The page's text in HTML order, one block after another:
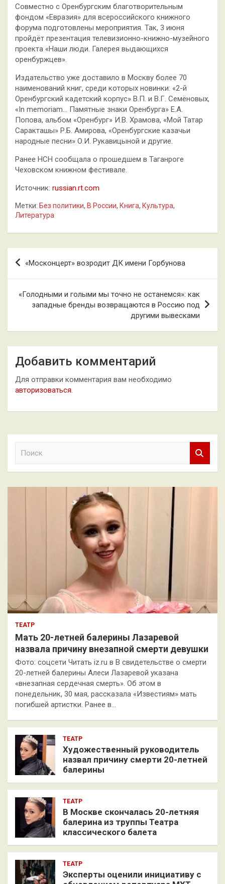
Совместно с Оренбургским благотворительным
фондом «Евразия» для всероссийского книжного
форума подготовлены мероприятия. Так, 3 июня
пройдёт презентация телевизионно-книжно-музейного
проекта «Наши люди. Галерея выдающихся
оренбуржцев».
Издательство уже доставило в Москву более 70
наименований книг, среди которых новинки: «2-й
Оренбургский кадетский корпус» В.П. и В.Г. Семёновых,
«In memoriam… Памятные знаки Оренбурга» Е.А.
Попова, альбом «Оренбург» И.В. Храмова, «Мой Татар
Саракташы» Р.Б. Амирова, «Оренбургские казачьи
народные песни» О.И. Рукавицыной и другие.
Ранее НСН сообщала о прошедшем в Таганроге
Чеховском книжном фестивале.
Источник: russian.rt.com
Метки: Без политики, В России, Книга, Культура,
Литература
Навигация
записям
«Москонцерт» возродит ДК имени Горбунова
«Голодными и голыми мы точно не останемся»: как
западные бренды возвращаются в Россию под
другими вывесками
Добавить комментарий
Для отправки комментария вам необходимо
авторизоваться.
к
ТЕАТР
Мать 20-летней балерины Лазаревой
назвала причину внезапной смерти девушки
Фото: соцсети Читать iz.ru в В свидетельстве о смерти
20-летней балерины Алеси Лазаревой указана
«внезапная сердечная смерть». Об этом в
понедельник, 30 мая, рассказала «Известиям» мать
погибшей артистки. Ранее в…
ТЕАТР
Художественный руководитель
назвал причину смерти 20-летней
балерины
ТЕАТР
В Москве скончалась 20-летняя
балерина из труппы Театра
классического балета
ТЕАТР
Эксперты оценили инициативу с